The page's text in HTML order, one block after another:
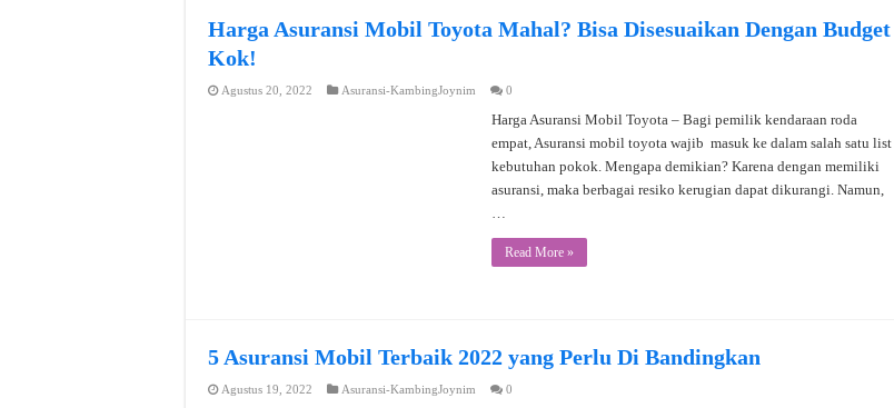
Harga Asuransi Mobil Toyota Mahal? Bisa Disesuaikan Dengan Budget
Kok!
Agustus 20, 2022 Asuransi-KambingJoynim 0
Harga Asuransi Mobil Toyota – Bagi pemilik kendaraan roda
empat, Asuransi mobil toyota wajib masuk ke dalam salah satu list
kebutuhan pokok. Mengapa demikian? Karena dengan memiliki
asuransi, maka berbagai resiko kerugian dapat dikurangi. Namun,
…
Read More »
5 Asuransi Mobil Terbaik 2022 yang Perlu Di Bandingkan
Agustus 19, 2022 Asuransi-KambingJoynim 0